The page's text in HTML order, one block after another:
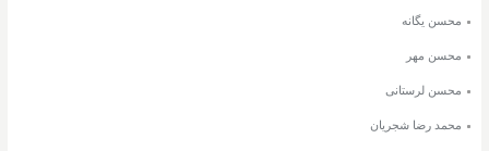
محسن یگانه
محسن مهر
محسن لرستانی
محمد رضا شجریان